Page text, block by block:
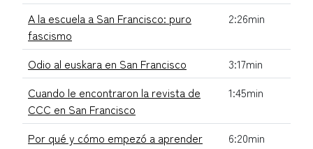
A la escuela a San Francisco: puro
fascismo
2:26min
Odio al euskara en San Francisco
3:17min
Cuando le encontraron la revista de
CCC en San Francisco
1:45min
Por qué y cómo empezó a aprender
6:20min